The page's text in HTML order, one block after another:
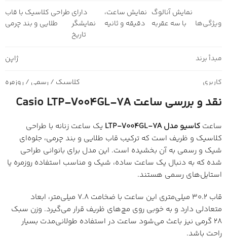
ویژگی‌ها
نمایش آنالوگ
با سه عقربه
نمایش ساعت،
دقیقه و ثانیه
دارای
نمایشگر
تاریخ
طراحی کلاسیک با قاب
طلایی و بند چرمی
مبدأ برند ژاپن
کاربری کلاسیک / رسمی / روزمره
نقد و بررسی ساعت Casio LTP-V004GL-7A
ساعت کاسیو مدل LTP‑V004GL‑7A
یک ساعت زنانه با طراحی
کلاسیک و ظریف است که ترکیب قاب طلایی و بند چرمی، جلوه‌ای
شیک و رسمی به آن بخشیده است. این مدل برای بانوانی طراحی
شده که به دنبال یک ساعت ساده، شیک و مناسب استفاده روزمره یا
استایل‌های رسمی هستند.
قاب 30.2 میلی‌متری این ساعت با ضخامت 7.8 میلی‌متر، ابعاد
متعادلی دارد و به خوبی روی مچ‌های ظریف قرار می‌گیرد. وزن سبک
28 گرمی نیز باعث می‌شود ساعت در استفاده طولانی‌مدت بسیار
راحت باشد.